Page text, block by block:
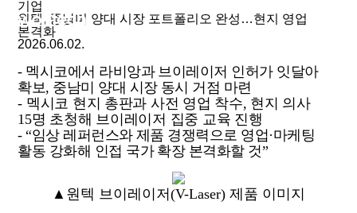
PRODUCTS
NEWS
SUPPORT
KOR
기업
원텍, 중남미 양대 시장 포트폴리오 완성…현지 영업
본격화
2026.06.02.
- 멕시코에서 라비앙과 브이레이저 인허가 잇달아
확보, 중남미 양대 시장 동시 거점 마련
- 멕시코 현지 총판과 사전 영업 착수, 현지 의사
15명 초청해 브이레이저 집중 교육 진행
- “임상 레퍼런스와 제품 경쟁력으로 영업·마케팅
활동 강화해 인접 국가 확장 본격화할 것”
▲원텍 브이레이저(V-Laser) 제품 이미지